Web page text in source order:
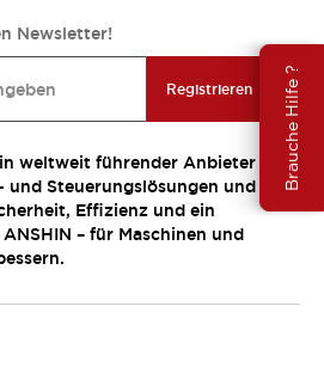
Brauche Hilfe ?
Newsletter!
Registrieren
weltweit führender Anbieter
Steuerungslösungen und
Effizienz und ein
– für Maschinen und